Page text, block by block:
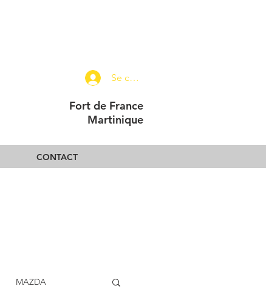
Se connecter
Fort de France
Martinique
CONTACT
MAZDA